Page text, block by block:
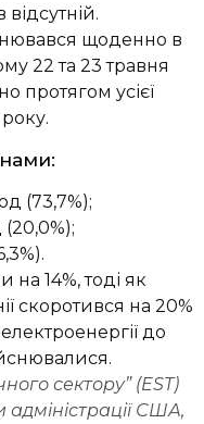
щоденно в
22 та 23 травня
протягом усієї
(73,7%);
(20,0%);
14%, тоді як
скоротився на 20%
до
сектору” (EST)
адміністрації США,